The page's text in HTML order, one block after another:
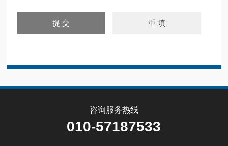
咨询服务热线
010-57187533